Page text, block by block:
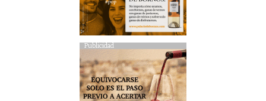
Publicidad